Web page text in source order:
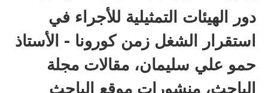
دور الهيئات التمثيلية للأجراء في
استقرار الشغل زمن كورونا - الأستاذ
حمو علي سليمان، مقالات مجلة
الباحث، منشورات موقع الباحث